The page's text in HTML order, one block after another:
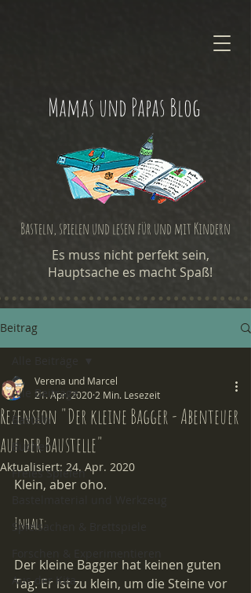
Mamas und Papas Blog
Es muss nicht perfekt sein,
Hauptsache es macht Spaß!
Basteln, spielen und lesen für und mit Kindern
Beitrag
Alle Beiträge
Basteln
Bücher
Freies Spielen
Spielsachen & Brettspiele
Aus der Kita
Rezension "Der kleine Bagger - Abenteuer
auf der Baustelle"
Verena und Marcel
21. Apr. 2020 2 Min. Lesezeit
Aktualisiert: 24. Apr. 2020
Klein, aber oho.
Inhalt:
Der kleine Bagger hat keinen guten
Tag. Er ist zu klein, um die Steine vor